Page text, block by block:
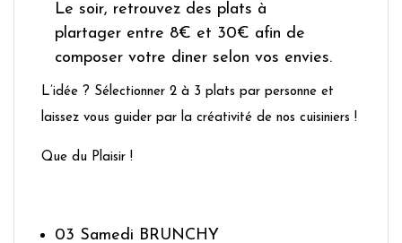
Le soir, retrouvez des plats à
plartager entre 8€ et 30€ afin de
composer votre diner selon vos envies.
L’idée ? Sélectionner 2 à 3 plats par personne et
laissez vous guider par la créativité de nos cuisiniers !
Que du Plaisir !
03 Samedi BRUNCHY